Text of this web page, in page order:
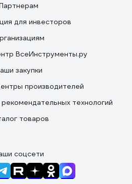
для инвесторов
ВсеИнструменты.ру
закупки
производителей
технологий
товаров
соцсети